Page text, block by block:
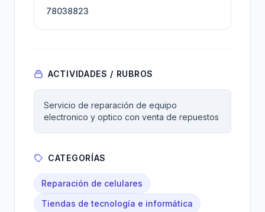
78038823
ACTIVIDADES / RUBROS
Servicio de reparación de equipo
electronico y optico con venta de repuestos
CATEGORÍAS
Reparación de celulares
Tiendas de tecnología e informática